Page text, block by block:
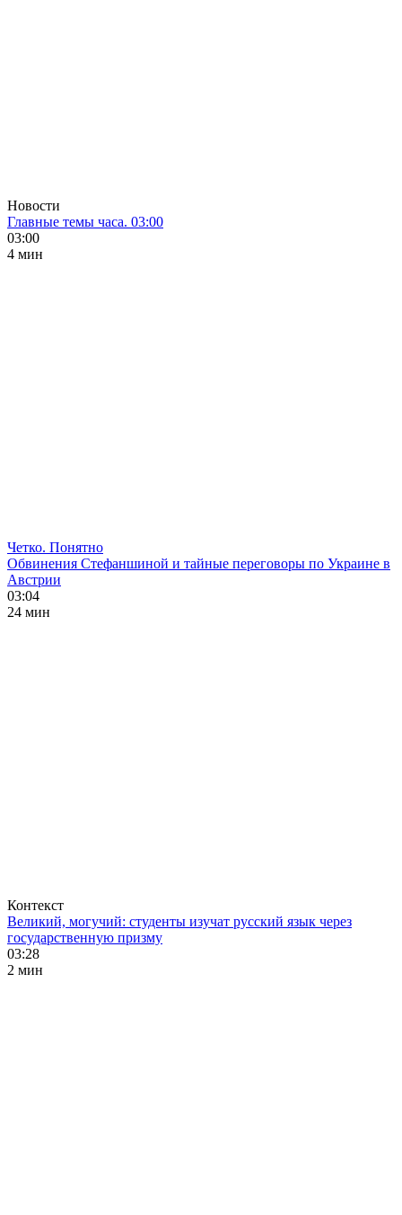
Новости
Главные темы часа. 03:00
03:00
4 мин
Четко. Понятно
Обвинения Стефаншиной и тайные переговоры по Украине в
Австрии
03:04
24 мин
Контекст
Великий, могучий: студенты изучат русский язык через
государственную призму
03:28
2 мин